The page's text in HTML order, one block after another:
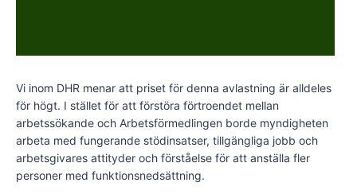
Vi inom DHR menar att priset för denna avlastning är alldeles
för högt. I stället för att förstöra förtroendet mellan
arbetssökande och Arbetsförmedlingen borde myndigheten
arbeta med fungerande stödinsatser, tillgängliga jobb och
arbetsgivares attityder och förståelse för att anställa fler
personer med funktionsnedsättning.